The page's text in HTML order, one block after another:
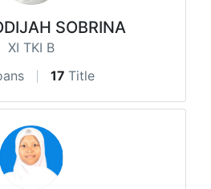
SOBRINA
XI TKI B
17 Title